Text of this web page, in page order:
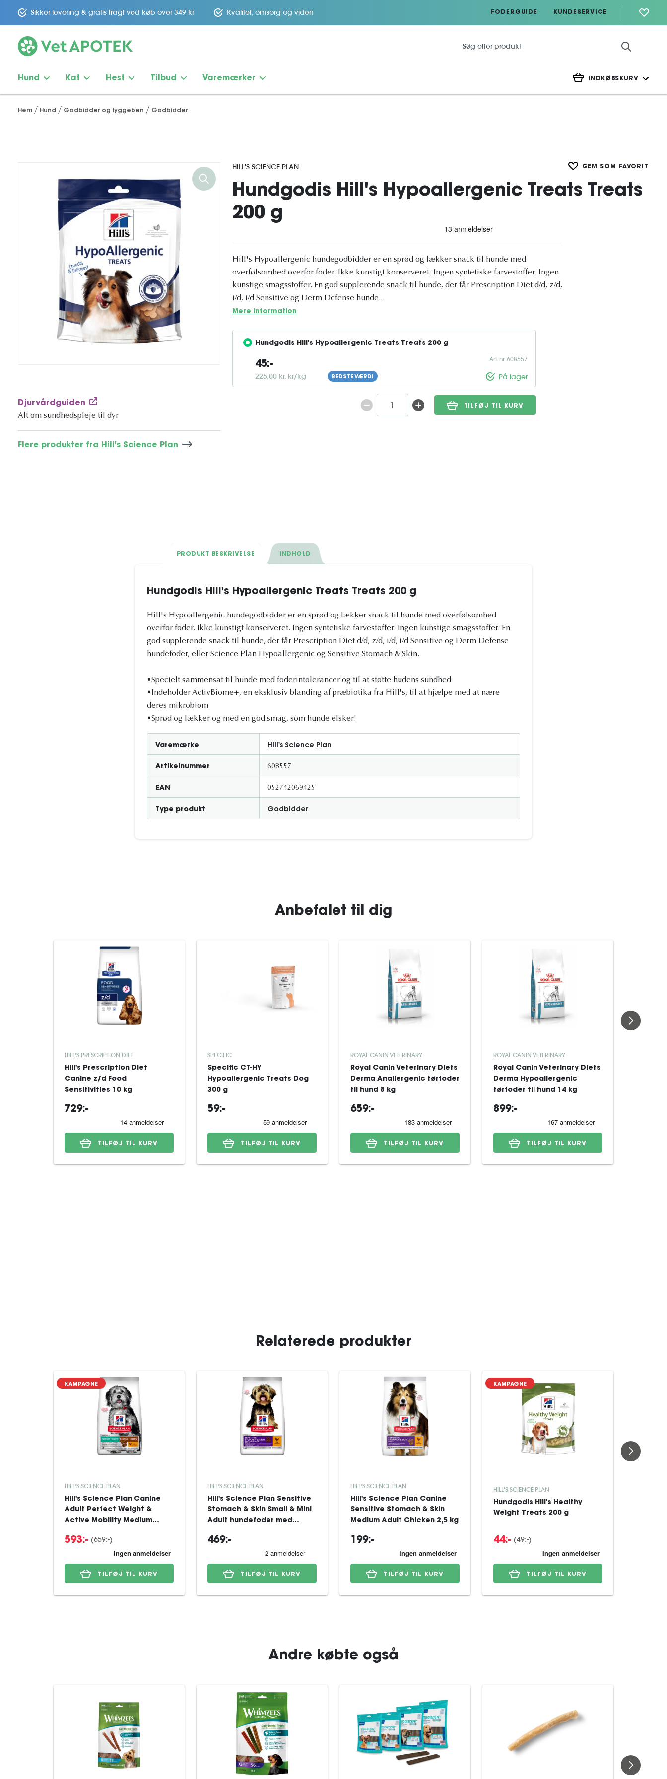
Sikker levering & gratis fragt ved køb over 349 kr Kvalitet, omsorg og viden FODERGUIDE KUNDESERVICE
Hund Kat Hest Tilbud Varemærker INDKØBSKURV
Hem Hund Godbidder og tyggeben Godbidder
Djurvårdguiden
Alt om sundhedspleje til dyr
Flere produkter fra Hill's Science Plan
HILL'S SCIENCE PLAN GEM SOM FAVORIT
Hundgodis Hill's Hypoallergenic Treats Treats
200 g
Hill's Hypoallergenic hundegodbidder er en sprød og lækker snack til hunde med
overfølsomhed overfor foder. Ikke kunstigt konserveret. Ingen syntetiske farvestoffer. Ingen
kunstige smagsstoffer. En god supplerende snack til hunde, der får Prescription Diet d/d, z/d,
i/d, i/d Sensitive og Derm Defense hunde...
Mere information
Hundgodis Hill's Hypoallergenic Treats Treats 200 g
45:-
225,00 kr. kr/kg BEDSTE VÆRDI
Art. nr. 608557
På lager
TILFØJ TIL KURV
PRODUKT BESKRIVELSE INDHOLD
Hundgodis Hill's Hypoallergenic Treats Treats 200 g
Hill's Hypoallergenic hundegodbidder er en sprød og lækker snack til hunde med overfølsomhed
overfor foder. Ikke kunstigt konserveret. Ingen syntetiske farvestoffer. Ingen kunstige smagsstoffer. En
god supplerende snack til hunde, der får Prescription Diet d/d, z/d, i/d, i/d Sensitive og Derm Defense
hundefoder, eller Science Plan Hypoallergenic og Sensitive Stomach & Skin.
•Specielt sammensat til hunde med foderintolerancer og til at støtte hudens sundhed
•Indeholder ActivBiome+, en eksklusiv blanding af præbiotika fra Hill's, til at hjælpe med at nære
deres mikrobiom
•Sprød og lækker og med en god smag, som hunde elsker!
Varemærke Hill's Science Plan
Artikelnummer 608557
EAN 052742069425
Type produkt Godbidder
Anbefalet til dig
HILL'S PRESCRIPTION DIET
Hill's Prescription Diet
Canine z/d Food
Sensitivities 10 kg
729:-
TILFØJ TIL KURV
SPECIFIC
Specific CT-HY
Hypoallergenic Treats Dog
300 g
59:-
TILFØJ TIL KURV
ROYAL CANIN VETERINARY
Royal Canin Veterinary Diets
Derma Anallergenic tørfoder
til hund 8 kg
659:-
TILFØJ TIL KURV
ROYAL CANIN VETERINARY
Royal Canin Veterinary Diets
Derma Hypoallergenic
tørfoder til hund 14 kg
899:-
TILFØJ TIL KURV
Relaterede produkter
KAMPAGNE
HILL'S SCIENCE PLAN
Hill's Science Plan Canine
Adult Perfect Weight &
Active Mobility Medium
593:- (659:-)
TILFØJ TIL KURV
HILL'S SCIENCE PLAN
Hill's Science Plan Sensitive
Stomach & Skin Small & Mini
Adult hundefoder med
469:-
TILFØJ TIL KURV
HILL'S SCIENCE PLAN
Hill's Science Plan Canine
Sensitive Stomach & Skin
Medium Adult Chicken 2,5 kg
199:-
TILFØJ TIL KURV
KAMPAGNE
HILL'S SCIENCE PLAN
Hundgodis Hill's Healthy
Weight Treats 200 g
44:- (49:-)
TILFØJ TIL KURV
Andre købte også